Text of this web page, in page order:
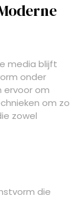
media blijft
onder
ervoor om
om zo
zowel
die